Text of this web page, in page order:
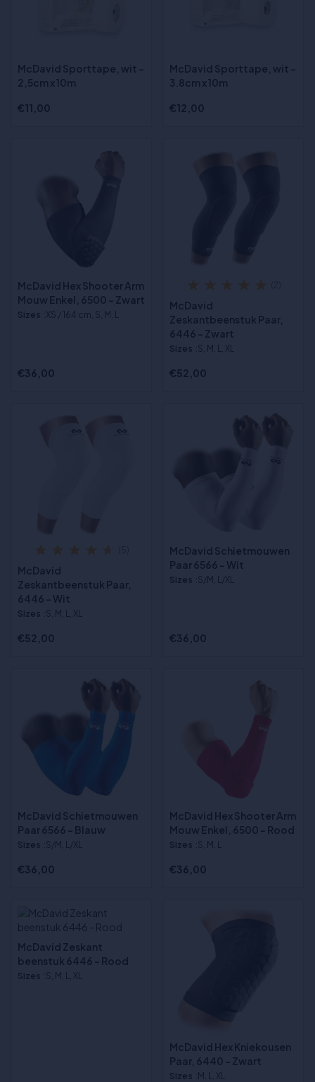
McDavid Sporttape, wit -
2,5cm x 10m
€11,00
McDavid Sporttape, wit -
3.8cm x 10m
€12,00
McDavid Hex Shooter Arm
Mouw Enkel, 6500 - Zwart
Sizes :XS / 164 cm, S, M, L
€36,00
McDavid
Zeskantbeenstuk Paar,
6446 - Zwart
Sizes :S, M, L, XL
€52,00
McDavid
Zeskantbeenstuk Paar,
6446 - Wit
Sizes :S, M, L, XL
€52,00
McDavid Schietmouwen
Paar 6566 - Wit
Sizes :S/M, L/XL
€36,00
McDavid Schietmouwen
Paar 6566 - Blauw
Sizes :S/M, L/XL
€36,00
McDavid Hex Shooter Arm
Mouw Enkel, 6500 - Rood
Sizes :S, M, L
€36,00
McDavid Zeskant
beenstuk 6446 - Rood
Sizes :S, M, L, XL
McDavid Hex Kniekousen
Paar, 6440 - Zwart
Sizes :M, L, XL